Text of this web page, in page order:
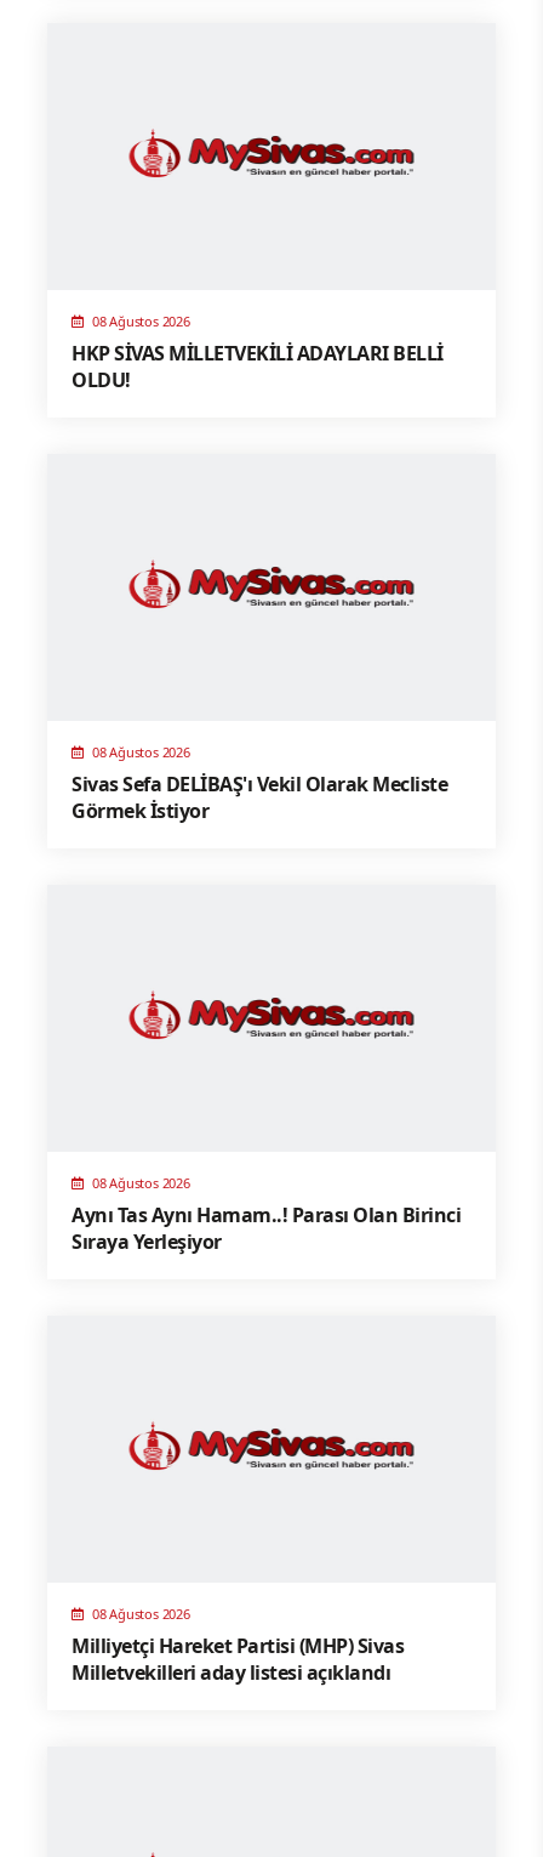
08 Ağustos 2026
HKP SİVAS MİLLETVEKİLİ ADAYLARI BELLİ
OLDU!
08 Ağustos 2026
Sivas Sefa DELİBAŞ'ı Vekil Olarak Mecliste
Görmek İstiyor
08 Ağustos 2026
Aynı Tas Aynı Hamam..! Parası Olan Birinci
Sıraya Yerleşiyor
08 Ağustos 2026
Milliyetçi Hareket Partisi (MHP) Sivas
Milletvekilleri aday listesi açıklandı